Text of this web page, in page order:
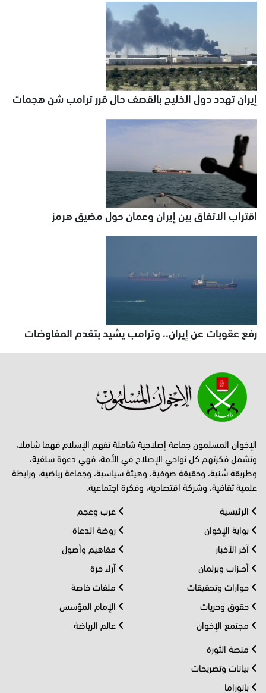
إيران تهدد دول الخليج بالقصف حال قرر ترامب شن هجمات
اقتراب الاتفاق بين إيران وعمان حول مضيق هرمز
رفع عقوبات عن إيران.. وترامب يشيد بتقدم المفاوضات
الإخوان المسلمون جماعة إصلاحية شاملة تفهم الإسلام فهما شاملا،
وتشمل فكرتهم كل نواحي الإصلاح في الأمة، فهي دعوة سلفية،
وطريقة سُنية، وحقيقة صوفية، وهيئة سياسية، وجماعة رياضية، ورابطة
علمية ثقافية، وشركة اقتصادية، وفكرة اجتماعية.
الرئيسية
بوابة الإخوان
آخر الأخبار
أحــزاب وبرلمان
حوارات وتحقيقات
حقوق وحريات
مجتمع الإخوان
عرب وعجم
روضة الدعاة
مفاهيم وأصول
آراء حرة
ملفات خاصة
الإمام المؤسس
عالم الرياضة
منصة الثورة
بيانات وتصريحات
بانوراما